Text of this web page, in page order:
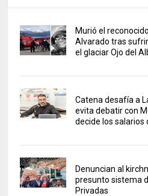
Murió el
Alvarado tras
el glaciar Ojo del
Catena desafía a
evita debatir con
decide los salarios
Denuncian al
presunto sistema
Privadas